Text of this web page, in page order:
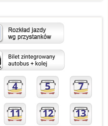
4 5 7
11 12 13